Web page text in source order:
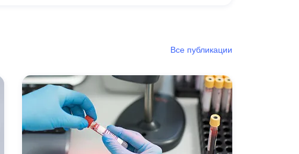
Все публикации